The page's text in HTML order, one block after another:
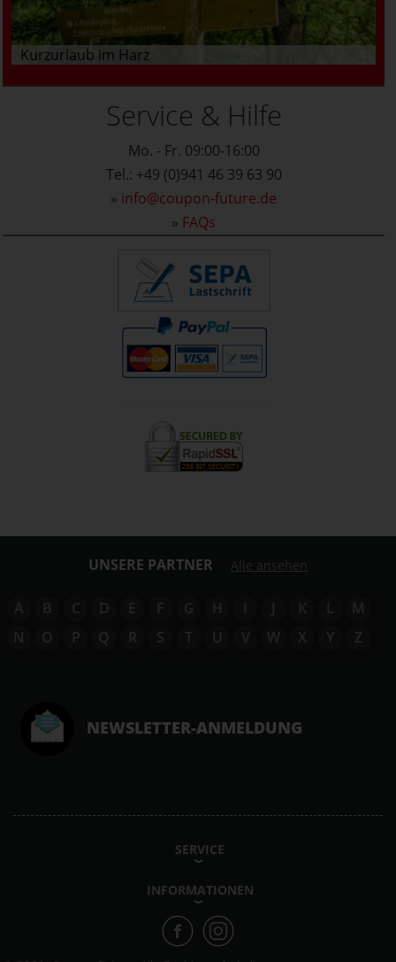
Kurzurlaub im Harz
Service & Hilfe
Mo. - Fr. 09:00-16:00
Tel.: +49 (0)941 46 39 63 90
» info@coupon-future.de
» FAQs
UNSERE PARTNER Alle ansehen
A B C D E F G H I J K L
M
N
O P Q R S T U V W X Y Z
NEWSLETTER-ANMELDUNG
SERVICE
INFORMATIONEN